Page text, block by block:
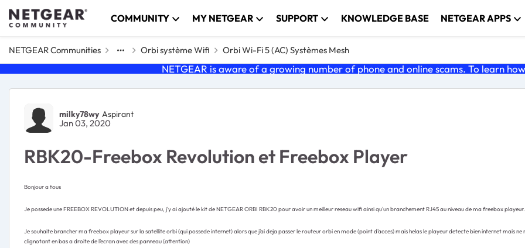
Skip to content COMMUNITY MY NETGEAR SUPPORT KNOWLEDGE BASE NETGEAR APPS
NETGEAR Communities Orbi système Wifi Orbi Wi-Fi 5 (AC) Systèmes Mesh
NETGEAR is aware of a growing number of phone and online scams. To learn
Forum Discussion
milky78wy Aspirant
Jan 03, 2020
RBK20-Freebox Revolution et Freebox Player
Bonjour a tous
Je possede une FREEBOX REVOLUTION et depuis peu, j'y ai ajouté le kit de NETGEAR ORBI RBK20 pour avoir un meilleur reseau wifi ainsi qu'un branchement RJ45 au niveau de ma freebox playeur.
Je souhaite brancher ma freebox playeur sur la satellite orbi (qui possede internet) alors que j'ai deja passer le routeur orbi en mode (point d'acces) mais helas le playeur detecte bien internet mais
clignotant en bas a droite de l'ecran avec des panneau (attention)